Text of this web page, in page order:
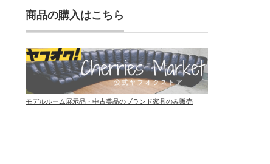
商品の購入はこちら
モデルルーム展示品・中古美品のブランド家具のみ販売